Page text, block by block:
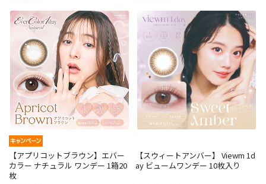
【アプリコットブラウン】エバー
カラー ナチュラル ワンデー 1箱20
枚
【スウィートアンバー】 Viewm 1d
ay ビュームワンデー 10枚入り